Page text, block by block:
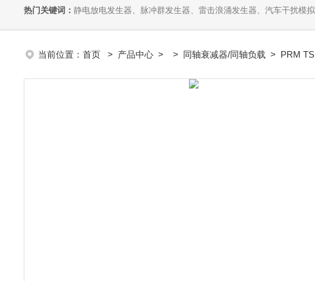
热门关键词： 静电放电发生器、脉冲群发生器、雷击浪涌发生器、汽车干扰模拟器、组合式干扰发生器、
当前位置： 首页 > 产品中心 > > 同轴衰减器/同轴负载 > PRM